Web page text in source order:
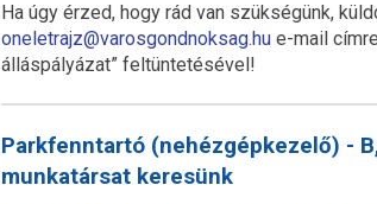
Ha úgy érzed, hogy rád van szükségünk,
oneletrajz@varosgondnoksag.hu e-mail
álláspályázat” feltüntetésével!
Parkfenntartó (nehézgépkezelő) -
munkatársat keresünk